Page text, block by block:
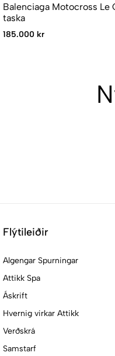
Balenciaga Motocross Le
taska
185.000 kr
Flýtileiðir
Algengar Spurningar
Attikk Spa
Áskrift
Hvernig virkar Attikk
Verðskrá
Samstarf